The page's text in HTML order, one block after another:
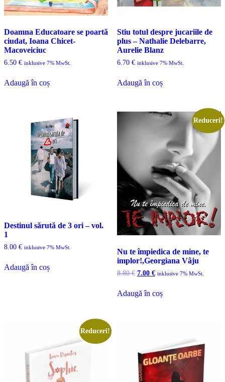
Doamna Educatoare se poartă
ciudat, Ioana Chicet-
Macoveiciuc
6.50 € inklusive 7% MwSt.
Adaugă în coș
Stiu totul despre jucariile de
plus – Nathalie Delebarre,
Aurelie Blanz
6.70 € inklusive 7% MwSt.
Adaugă în coș
Destinul sărută de 3 ori – vol.
1
8.00 € inklusive 7% MwSt.
Adaugă în coș
Reduceri!
Nu te împiedica de mine, te
implor!,Georgiana Vâju
8.80€ Prețul
a
fost:
7.00 €Prețul
7.00 €.
inklusive 7% MwSt.
Adaugă în coș
Reduceri!